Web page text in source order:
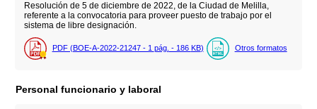
Resolución de 5 de diciembre de 2022, de la Ciudad de Melilla,
referente a la convocatoria para proveer puesto de trabajo por el
sistema de libre designación.
PDF (BOE-A-2022-21247 - 1 pág. - 186 KB) Otros formatos
Personal funcionario y laboral